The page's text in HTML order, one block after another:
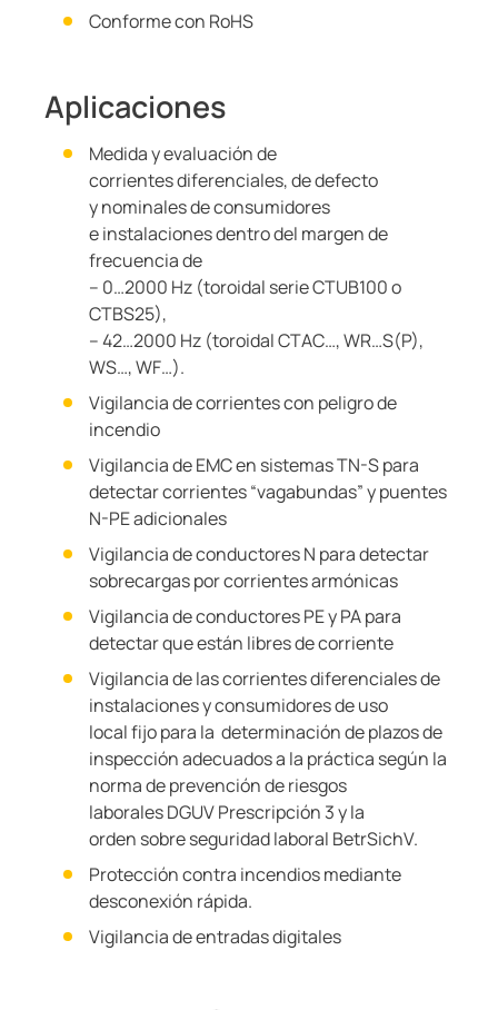
Conforme con RoHS
Aplicaciones
Medida y evaluación de
corrientes diferenciales, de defecto
y nominales de consumidores
e instalaciones dentro del margen de
frecuencia de
– 0…2000 Hz (toroidal serie CTUB100 o
CTBS25),
– 42…2000 Hz (toroidal CTAC…, WR…S(P),
WS…, WF…).
Vigilancia de corrientes con peligro de
incendio
Vigilancia de EMC en sistemas TN-S para
detectar corrientes “vagabundas” y puentes
N-PE adicionales
Vigilancia de conductores N para detectar
sobrecargas por corrientes armónicas
Vigilancia de conductores PE y PA para
detectar que están libres de corriente
Vigilancia de las corrientes diferenciales de
instalaciones y consumidores de uso
local fijo para la determinación de plazos de
inspección adecuados a la práctica según la
norma de prevención de riesgos
laborales DGUV Prescripción 3 y la
orden sobre seguridad laboral BetrSichV.
Protección contra incendios mediante
desconexión rápida.
Vigilancia de entradas digitales